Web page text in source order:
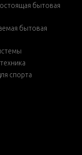
бытовая
бытовая
спорта